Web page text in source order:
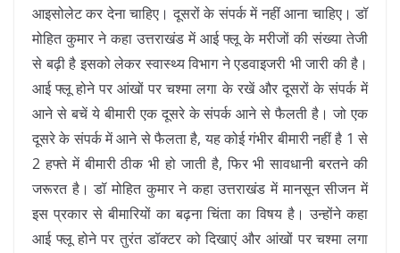
आइसोलेट कर देना चाहिए। दूसरों के संपर्क में नहीं आना चाहिए। डॉ
मोहित कुमार ने कहा उत्तराखंड में आई फ्लू के मरीजों की संख्या तेजी
से बढ़ी है इसको लेकर स्वास्थ्य विभाग ने एडवाइजरी भी जारी की है।
आई फ्लू होने पर आंखों पर चश्मा लगा के रखें और दूसरों के संपर्क में
आने से बचें ये बीमारी एक दूसरे के संपर्क आने से फैलती है। जो एक
दूसरे के संपर्क में आने से फैलता है, यह कोई गंभीर बीमारी नहीं है 1 से
2 हफ्ते में बीमारी ठीक भी हो जाती है, फिर भी सावधानी बरतने की
जरूरत है। डॉ मोहित कुमार ने कहा उत्तराखंड में मानसून सीजन में
इस प्रकार से बीमारियों का बढ़ना चिंता का विषय है। उन्होंने कहा
आई फ्लू होने पर तुरंत डॉक्टर को दिखाएं और आंखों पर चश्मा लगा